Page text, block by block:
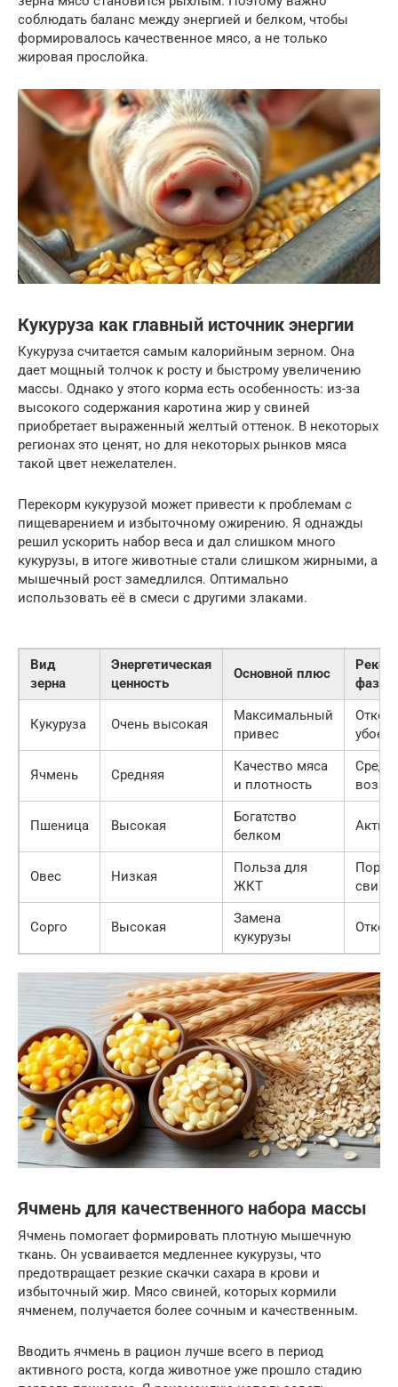
соблюдать баланс между энергией и белком, чтобы
формировалось качественное мясо, а не только
жировая прослойка.
Кукуруза как главный источник энергии
Кукуруза считается самым калорийным зерном. Она
дает мощный толчок к росту и быстрому увеличению
массы. Однако у этого корма есть особенность: из-за
высокого содержания каротина жир у свиней
приобретает выраженный желтый оттенок. В некоторых
регионах это ценят, но для некоторых рынков мяса
такой цвет нежелателен.
Перекорм кукурузой может привести к проблемам с
пищеварением и избыточному ожирению. Я однажды
решил ускорить набор веса и дал слишком много
кукурузы, в итоге животные стали слишком жирными, а
мышечный рост замедлился. Оптимально
использовать её в смеси с другими злаками.
Вид
зерна
Энергетическая
ценность
Основной плюс
фаза
Кукуруза Очень высокая
Максимальный
привес
убоем
Ячмень Средняя
Качество мяса
и плотность
Пшеница Высокая
Богатство
белком
Овес Низкая
Польза для
ЖКТ
Сорго Высокая
Замена
кукурузы
Ячмень для качественного набора массы
Ячмень помогает формировать плотную мышечную
ткань. Он усваивается медленнее кукурузы, что
предотвращает резкие скачки сахара в крови и
избыточный жир. Мясо свиней, которых кормили
ячменем, получается более сочным и качественным.
Вводить ячмень в рацион лучше всего в период
активного роста, когда животное уже прошло стадию